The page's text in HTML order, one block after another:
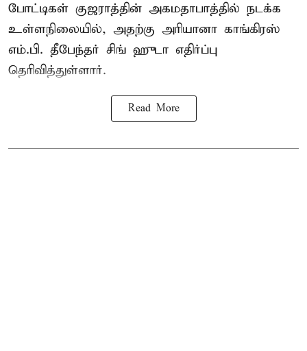
போட்டிகள் குஜராத்தின் அகமதாபாத்தில் நடக்க
உள்ளநிலையில், அதற்கு அரியானா காங்கிரஸ்
எம்.பி. தீபேந்தர் சிங் ஹுடா எதிர்ப்பு
தெரிவித்துள்ளார்.
Read More